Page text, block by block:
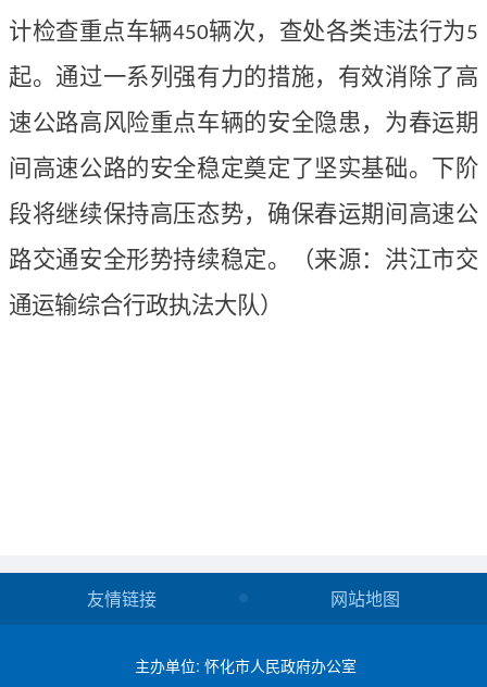
计检查重点车辆450辆次，查处各类违法行为5
起。通过一系列强有力的措施，有效消除了高
速公路高风险重点车辆的安全隐患，为春运期
间高速公路的安全稳定奠定了坚实基础。下阶
段将继续保持高压态势，确保春运期间高速公
路交通安全形势持续稳定。
（来源：洪江市交
通运输综合行政执法大队）
友情链接 网站地图
主办单位: 怀化市人民政府办公室